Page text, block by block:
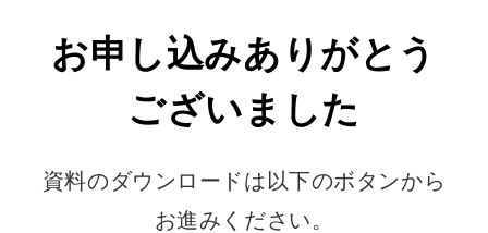
お申し込みありがとう
ございました
資料のダウンロードは以下のボタンから
お進みください。